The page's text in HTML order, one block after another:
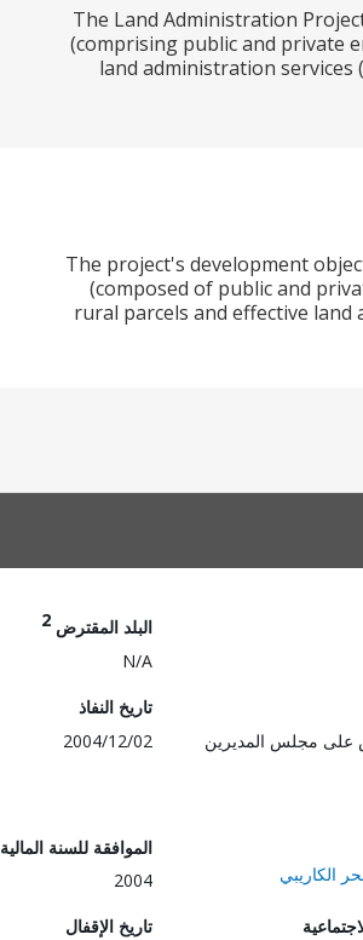
The Land Administration
(comprising public and private
land administration services
The project's development
(composed of public and
rural parcels and effective
البلد المقترض 2
N/A
على مجلس المديرين
تاريخ النفاذ
2004/12/02
الكاريبي
الموافقة للسنة المالية
2004
تاريخ الإقفال